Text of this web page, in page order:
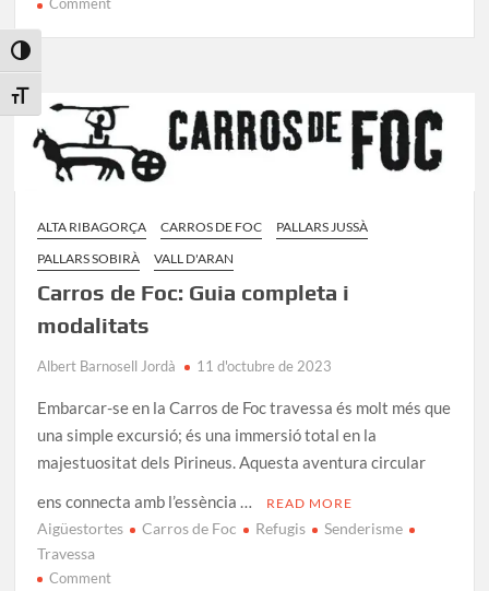
Toggle High Contrast
Toggle Font size
Comment
ALTA RIBAGORÇA CARROS DE FOC
PALLARS JUSSÀ
PALLARS SOBIRÀ
VALL D'ARAN
Carros de Foc: Guia completa i
modalitats
Albert Barnosell Jordà 11 d'octubre de 2023
Embarcar-se en la Carros de Foc travessa és molt més que
una simple excursió; és una immersió total en la
majestuositat dels Pirineus. Aquesta aventura circular
ens connecta amb l’essència …
READ MORE
Aigüestortes Carros de Foc Refugis
Senderisme
Travessa
Commenton